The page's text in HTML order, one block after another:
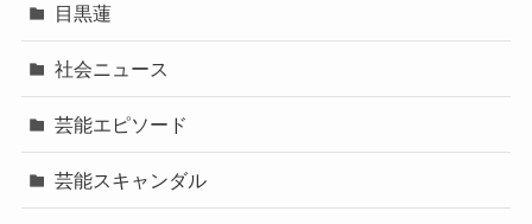
目黒蓮
社会ニュース
芸能エピソード
芸能スキャンダル